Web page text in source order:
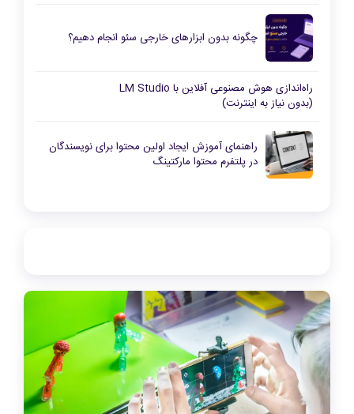
چگونه بدون ابزارهای خارجی سئو انجام دهیم؟
راه‌اندازی هوش مصنوعی آفلاین با LM Studio
(بدون نیاز به اینترنت)
راهنمای آموزش ایجاد اولین محتوا برای نویسندگان
در پلتفرم محتوا مارکتینگ